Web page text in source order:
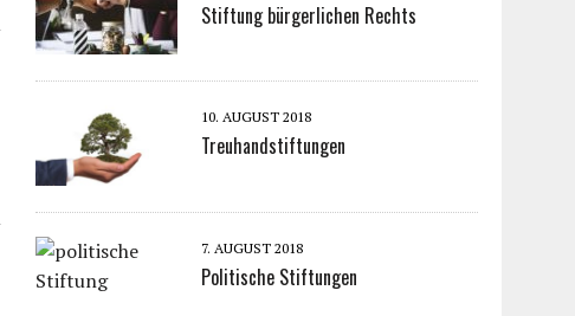
Stiftung bürgerlichen Rechts
10. AUGUST 2018
Treuhandstiftungen
7. AUGUST 2018
Politische Stiftungen